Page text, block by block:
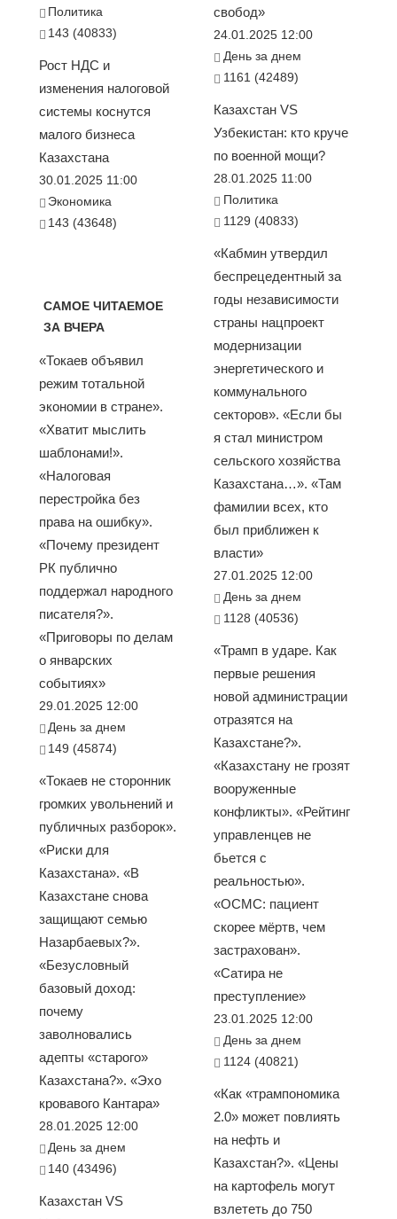
Политика
143 (40833)
Рост НДС и
изменения налоговой
системы коснутся
малого бизнеса
Казахстана
30.01.2025 11:00
Экономика
143 (43648)
САМОЕ ЧИТАЕМОЕ
ЗА ВЧЕРА
«Токаев объявил
режим тотальной
экономии в стране».
«Хватит мыслить
шаблонами!».
«Налоговая
перестройка без
права на ошибку».
«Почему президент
РК публично
поддержал народного
писателя?».
«Приговоры по делам
о январских
событиях»
29.01.2025 12:00
День за днем
149 (45874)
«Токаев не сторонник
громких увольнений и
публичных разборок».
«Риски для
Казахстана». «В
Казахстане снова
защищают семью
Назарбаевых?».
«Безусловный
базовый доход:
почему
заволновались
адепты «старого»
Казахстана?». «Эхо
кровавого Кантара»
28.01.2025 12:00
День за днем
140 (43496)
Казахстан VS
свобод»
24.01.2025 12:00
День за днем
1161 (42489)
Казахстан VS
Узбекистан: кто круче
по военной мощи?
28.01.2025 11:00
Политика
1129 (40833)
«Кабмин утвердил
беспрецедентный за
годы независимости
страны нацпроект
модернизации
энергетического и
коммунального
секторов». «Если бы
я стал министром
сельского хозяйства
Казахстана…». «Там
фамилии всех, кто
был приближен к
власти»
27.01.2025 12:00
День за днем
1128 (40536)
«Трамп в ударе. Как
первые решения
новой администрации
отразятся на
Казахстане?».
«Казахстану не грозят
вооруженные
конфликты». «Рейтинг
управленцев не
бьется с
реальностью».
«ОСМС: пациент
скорее мёртв, чем
застрахован».
«Сатира не
преступление»
23.01.2025 12:00
День за днем
1124 (40821)
«Как «трампономика
2.0» может повлиять
на нефть и
Казахстан?». «Цены
на картофель могут
взлететь до 750